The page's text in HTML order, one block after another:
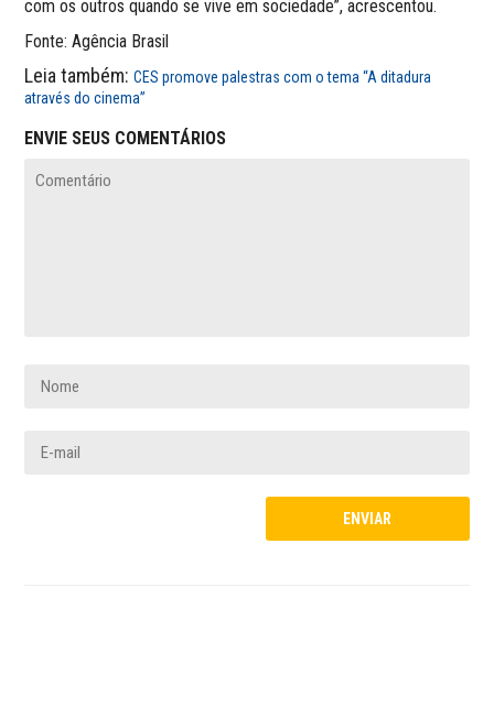
com os outros quando se vive em sociedade”, acrescentou.
Fonte: Agência Brasil
Leia também:CES promove palestras com o tema “A ditadura
através do cinema”
ENVIE SEUS COMENTÁRIOS